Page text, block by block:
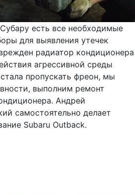
есть все необходимые
для выявления утечек
радиатор кондиционера
агрессивной среды
пропускать фреон, мы
выполним ремонт
Андрей
самостоятельно делает
Subaru Outback.